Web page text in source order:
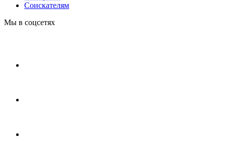
Соискателям
Мы в соцсетях